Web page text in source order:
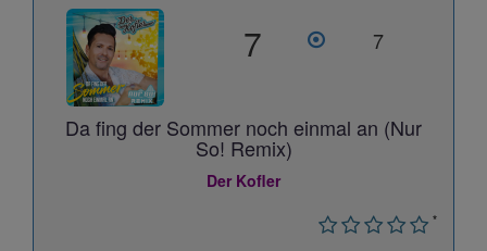
7 7
Da fing der Sommer noch einmal an (Nur
So! Remix)
Der Kofler
*